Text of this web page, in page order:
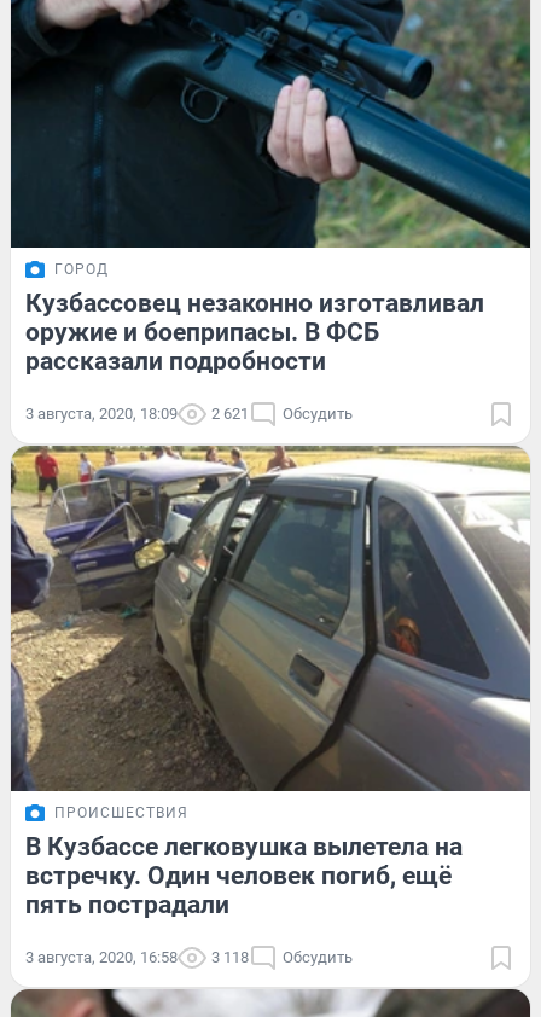
ГОРОД
Кузбассовец незаконно изготавливал
оружие и боеприпасы. В ФСБ
рассказали подробности
3 августа, 2020, 18:09 2 621 Обсудить
ПРОИСШЕСТВИЯ
В Кузбассе легковушка вылетела на
встречку. Один человек погиб, ещё
пять пострадали
3 августа, 2020, 16:58 3 118 Обсудить